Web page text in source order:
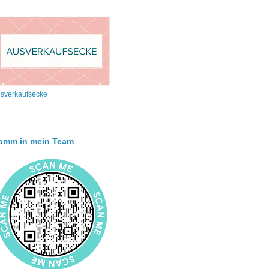
in mein Team